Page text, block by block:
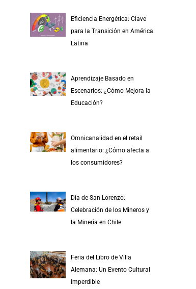
Eficiencia Energética: Clave
para la Transición en América
Latina
Aprendizaje Basado en
Escenarios: ¿Cómo Mejora la
Educación?
Omnicanalidad en el retail
alimentario: ¿Cómo afecta a
los consumidores?
Día de San Lorenzo:
Celebración de los Mineros y
la Minería en Chile
Feria del Libro de Villa
Alemana: Un Evento Cultural
Imperdible